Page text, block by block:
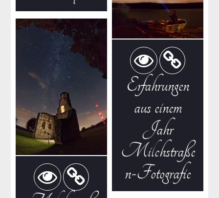
Erfahrungen
aus einem
Jahr
Milchstraße
n-Fotografie